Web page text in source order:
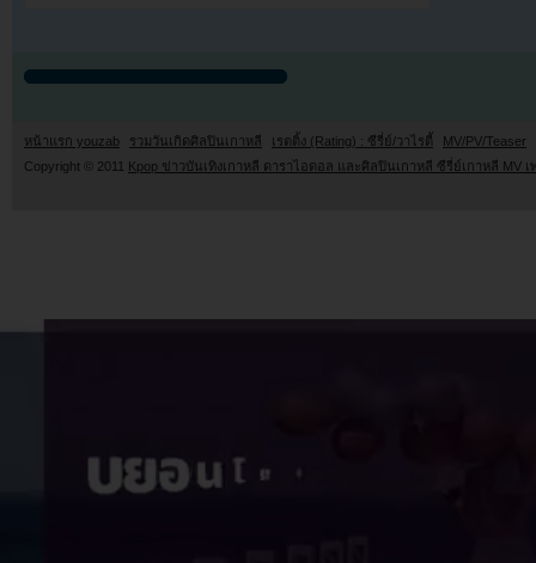
หน้าแรก youzab รวมวันเกิดศิลปินเกาหลี เรตติ้ง (Rating) : ซีรี่ย์/วาไรตี้
MV/PV/Teaser
Copyright © 2011 Kpop ข่าวบันเทิงเกาหลี ดาราไอดอล และศิลปินเกาหลี ซีรี่ย์เกาหลี MV